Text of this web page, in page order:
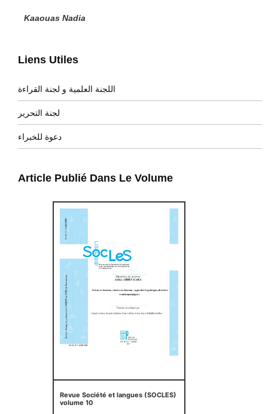
Liens Utiles
اللجنة العلمية و لجنة القراءة
لجنة التحرير
دعوة للخبراء
Article Publié Dans Le Volume
Revue Société et langues (SOCLES)
volume 10
Kaaouas Nadia